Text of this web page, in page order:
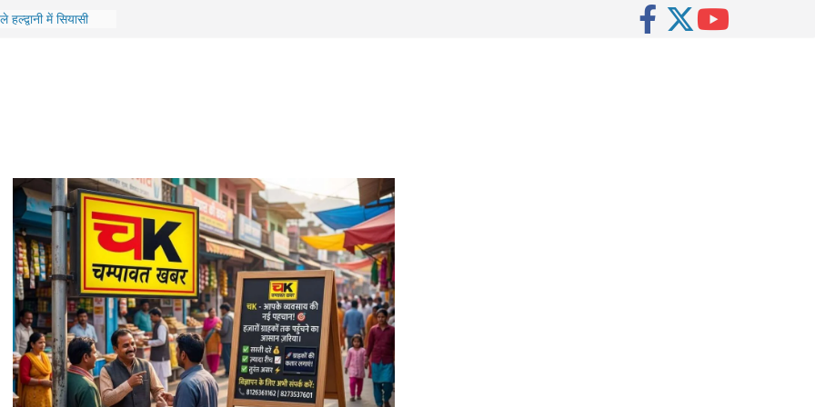
में जमीन, CM धामी
स्वाला क्षेत्र का
कार्यों का
विकास को मिली
10.47 करोड़ से
की कवायद तेज,